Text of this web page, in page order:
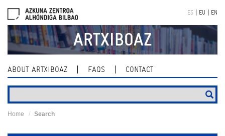
navigation
ES EU EN
ARTXIBOAZ
ABOUT ARTXIBOAZ FAQS CONTACT
Home Search